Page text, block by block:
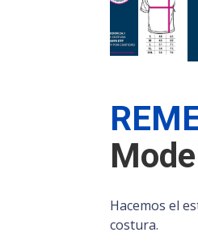
Hacemos el
costura.